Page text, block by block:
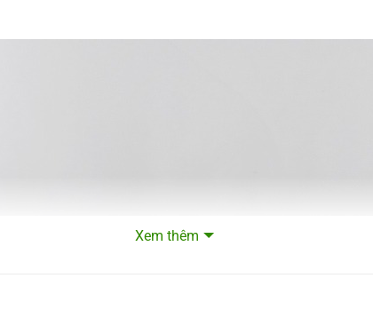
Xem thêm